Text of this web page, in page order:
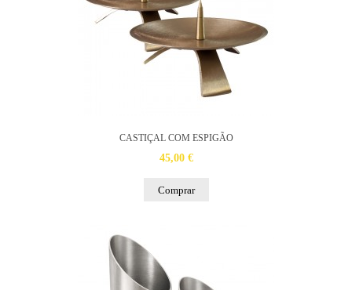
CASTIÇAL COM ESPIGÃO
45,00 €
Comprar